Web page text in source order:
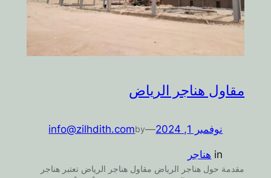
مقاول هناجر الرياض
نوفمبر 1, 2024 —
by
info@zilhdith.com
in هناجر
مقدمة حول هناجر الرياض مقاول هناجر الرياض تعتبر هناجر